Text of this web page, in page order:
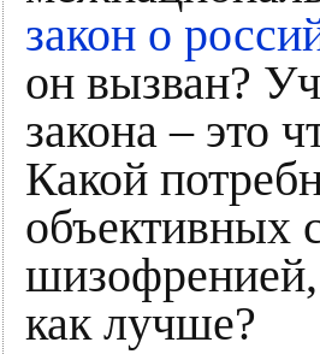
закон о
он вызван?
закона – это
Какой
объективных
как лучше?